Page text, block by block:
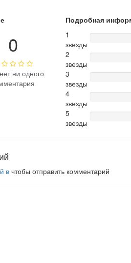
0
ни одного
Подробная
1
звезды
2
звезды
3
звезды
4
звезды
5
звезды
в чтобы отправить комментарий